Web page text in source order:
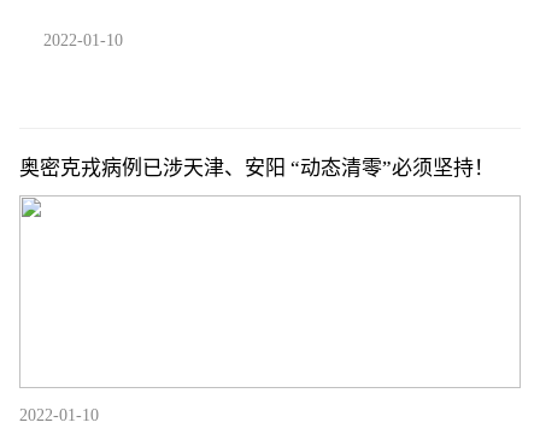
2022-01-10
奥密克戎病例已涉天津、安阳 “动态清零”必须坚持！
2022-01-10